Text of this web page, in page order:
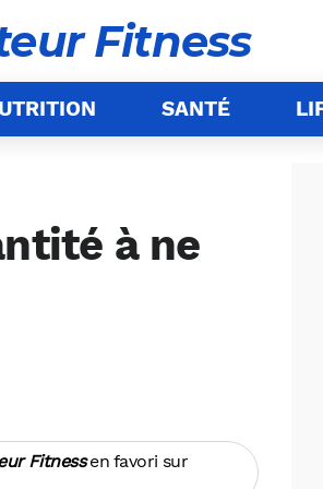
Fitness
SANTÉ
à ne
Fitnessen favori sur